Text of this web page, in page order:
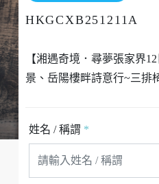
HKGCXB251211A
【湘遇奇境．尋夢張家界
景、岳陽樓畔詩意行~三排
姓名 / 稱謂 *